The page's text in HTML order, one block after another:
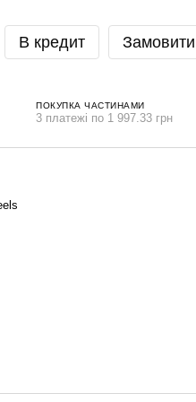
В кредит
ПОКУПКА ЧАСТИНАМИ
3 платежі по 1 997.33 грн